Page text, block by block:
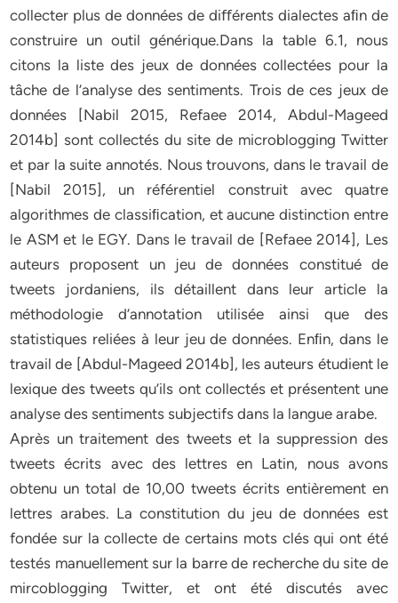
collecter plus de données de diﬀérents dialectes aﬁn de
construire un outil générique.Dans la table 6.1, nous
citons la liste des jeux de données collectées pour la
tâche de l’analyse des sentiments. Trois de ces jeux de
données [Nabil 2015, Refaee 2014, Abdul-Mageed
2014b] sont collectés du site de microblogging Twitter
et par la suite annotés. Nous trouvons, dans le travail de
[Nabil 2015], un référentiel construit avec quatre
algorithmes de classiﬁcation, et aucune distinction entre
le ASM et le EGY. Dans le travail de [Refaee 2014], Les
auteurs proposent un jeu de données constitué de
tweets jordaniens, ils détaillent dans leur article la
méthodologie d’annotation utilisée ainsi que des
statistiques reliées à leur jeu de données. Enﬁn, dans le
travail de [Abdul-Mageed 2014b], les auteurs étudient le
lexique des tweets qu’ils ont collectés et présentent une
analyse des sentiments subjectifs dans la langue arabe.
Après un traitement des tweets et la suppression des
tweets écrits avec des lettres en Latin, nous avons
obtenu un total de 10,00 tweets écrits entièrement en
lettres arabes. La constitution du jeu de données est
fondée sur la collecte de certains mots clés qui ont été
testés manuellement sur la barre de recherche du site de
mircoblogging Twitter, et ont été discutés avec